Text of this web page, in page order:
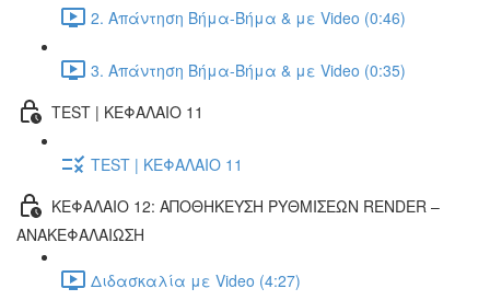
2. Απάντηση Βήμα-Βήμα & με Video (0:46)
3. Απάντηση Βήμα-Βήμα & με Video (0:35)
TEST | ΚΕΦΑΛΑΙΟ 11
TEST | ΚΕΦΑΛΑΙΟ 11
ΚΕΦΑΛΑΙΟ 12: ΑΠΟΘΗΚΕΥΣΗ ΡΥΘΜΙΣΕΩΝ RENDER –
ΑΝΑΚΕΦΑΛΑΙΩΣΗ
Διδασκαλία με Video (4:27)